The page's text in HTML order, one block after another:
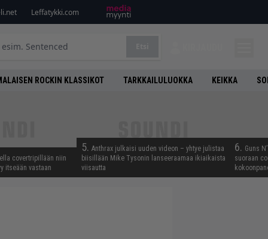
Leffatykki.com
ROCKIN KLASSIKOT TARKKAILULUOKKA KEIKKA
covertripillään niin
itseään vastaan
5. Anthrax julkaisi uuden videon – yhtye julistaa
biisillään Mike Tysonin lanseeraamaa ikiaikaista
viisautta
6. Guns
suoraan